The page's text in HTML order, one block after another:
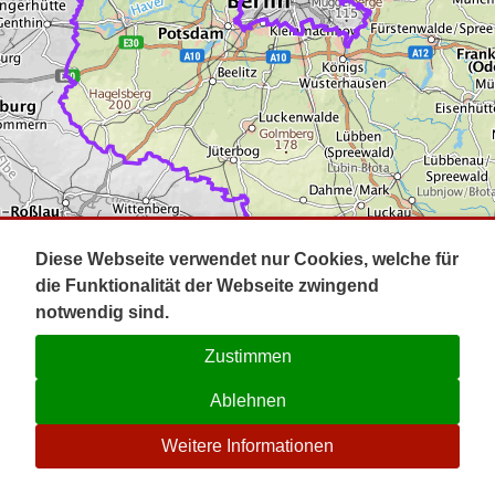
Impressum
Kontakt
☉
Diese Webseite verwendet nur Cookies, welche für
die Funktionalität der Webseite zwingend
notwendig sind.
Zustimmen
Ablehnen
Weitere Informationen